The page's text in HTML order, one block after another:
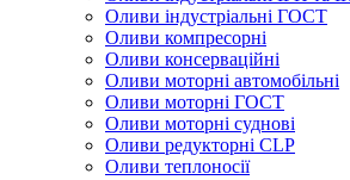
Оливи індустріальні ГОСТ
Оливи компресорні
Оливи консерваційні
Оливи моторні автомобільні
Оливи моторні ГОСТ
Оливи моторні суднові
Оливи редукторні CLP
Оливи теплоносії